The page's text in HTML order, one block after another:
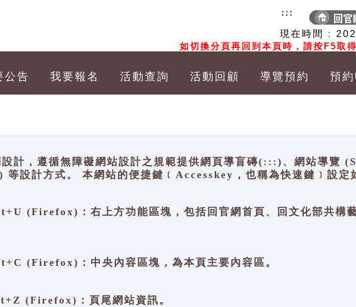
現在時間 :
如切換分頁再回到本頁時，請按F5取
:::
公告 我要報名 活動查詢 活動回顧 導覽預約 預
計，遵循無障礙網站設計之規範提供網頁導盲磚(:::)、網站導覽
設計方式。 本網站的便捷鍵﹝Accesskey，也稱為快速鍵﹞設定
(Firefox)：右上方功能區塊，包括回官網首頁、回文化部共構
(Firefox)：中央內容區塊，為本頁主要內容區。
(Firefox)：頁尾網站資訊。